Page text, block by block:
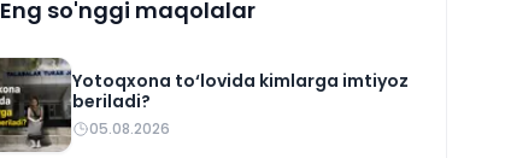
Eng so'nggi maqolalar
Yotoqxona to‘lovida kimlarga imtiyoz
beriladi?
05.08.2026